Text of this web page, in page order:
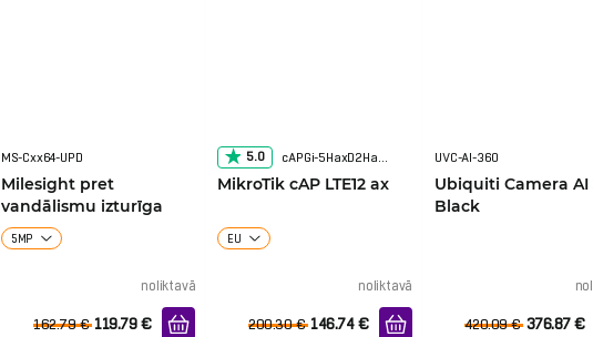
MS-Cxx64-UPD
Milesight pret
vandālismu izturīga
cilindriska kamera
5MP
noliktavā
162.79 € 119.79 €
5.0 cAPGi-5HaxD2HaxD&EG12-EA
MikroTik cAP LTE12 ax
EU
noliktavā
200.30 € 146.74 €
UVC-AI-360
Ubiquiti Camera AI
Black
420.09 € 376.87 €